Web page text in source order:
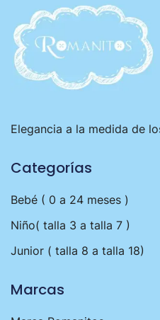
Elegancia a la medida de
Categorías
Bebé ( 0 a 24 meses )
Niño( talla 3 a talla 7 )
Junior ( talla 8 a talla 18)
Marcas